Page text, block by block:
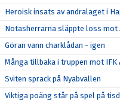
Heroisk insats av andralaget i
Notasherrarna släppte loss mot
Göran vann charklådan - igen
Många tillbaka i truppen mot IFK
Sviten sprack på Nyabvallen
Viktiga poäng står på spel på